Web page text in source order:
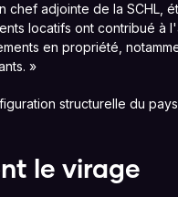
adjointe de la SCHL,
locatifs ont contribué à
en propriété,
»
structurelle du
le virage